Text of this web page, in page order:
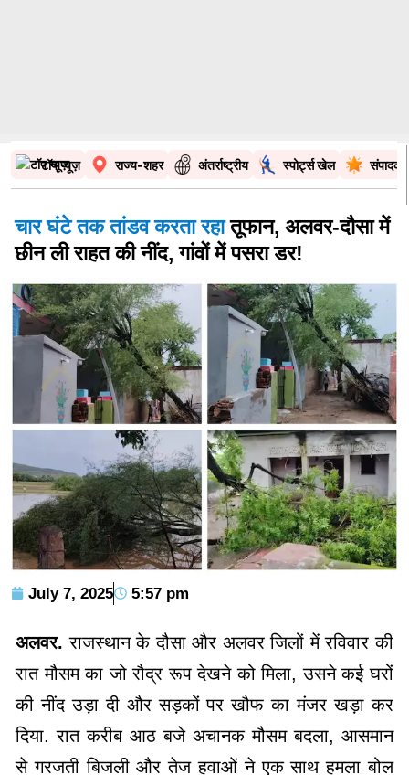
टॉप न्यूज़ राज्य-शहर अंतर्राष्ट्रीय स्पोर्ट्स खेल
चार घंटे तक तांडव करता रहातूफान, अलवर-दौसा में
छीन ली राहत की नींद, गांवों में पसरा डर!
July 7, 2025 5:57 pm
अलवर. राजस्थान के दौसा और अलवर जिलों में रविवार की
रात मौसम का जो रौद्र रूप देखने को मिला, उसने कई घरों
की नींद उड़ा दी और सड़कों पर खौफ का मंजर खड़ा कर
दिया. रात करीब आठ बजे अचानक मौसम बदला, आसमान
से गरजती बिजली और तेज हवाओं ने एक साथ हमला बोल